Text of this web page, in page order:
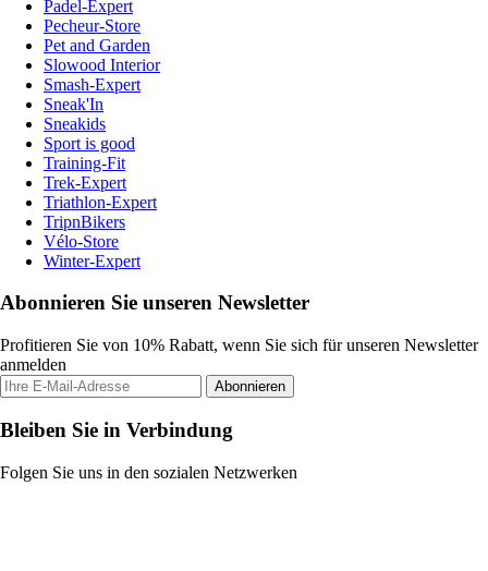
Padel-Expert
Pecheur-Store
Pet and Garden
Slowood Interior
Smash-Expert
Sneak'In
Sneakids
Sport is good
Training-Fit
Trek-Expert
Triathlon-Expert
TripnBikers
Vélo-Store
Winter-Expert
Abonnieren Sie unseren Newsletter
Profitieren Sie von 10% Rabatt, wenn Sie sich für unseren Newsletter
anmelden
Abonnieren
Bleiben Sie in Verbindung
Folgen Sie uns in den sozialen Netzwerken